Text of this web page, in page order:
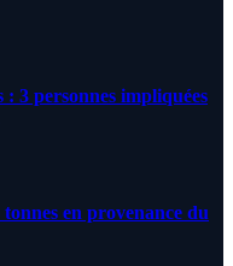
3 personnes impliquées
en provenance du